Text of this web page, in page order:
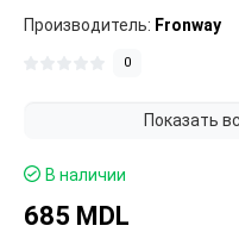
Производитель: Fronway
0
Показать
В наличии
685 MDL